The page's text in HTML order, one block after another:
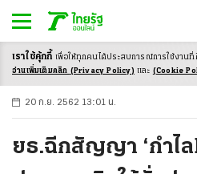
-ก ก ก+
20 ก.ย. 2562 13:01 น.
ยธ.ฉีกสัญญา ‘กำไล
เราใช้คุ้กกี้ เพื่อให้ทุกคนได้ประสบการณ์การใช้งาน
อ่านเพิ่มเติมคลิก (Privacy Policy) และ (Cookie